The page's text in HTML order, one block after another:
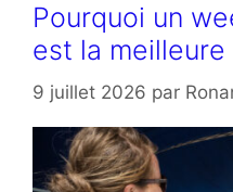
Pourquoi un
est la
9 juillet 2026 par